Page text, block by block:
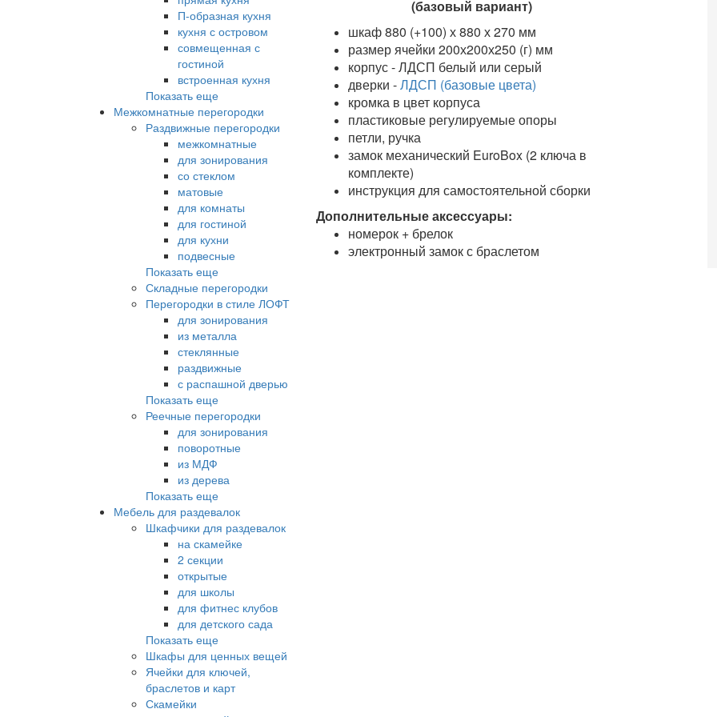
П-образная кухня
кухня с островом
совмещенная с
гостиной
встроенная кухня
Показать еще
Межкомнатные перегородки
Раздвижные перегородки
межкомнатные
для зонирования
со стеклом
матовые
для комнаты
для гостиной
для кухни
подвесные
Показать еще
Складные перегородки
Перегородки в стиле ЛОФТ
для зонирования
из металла
стеклянные
раздвижные
с распашной дверью
Показать еще
Реечные перегородки
для зонирования
поворотные
из МДФ
из дерева
Показать еще
Мебель для раздевалок
Шкафчики для раздевалок
на скамейке
2 секции
открытые
для школы
для фитнес клубов
для детского сада
Показать еще
Шкафы для ценных вещей
Ячейки для ключей,
браслетов и карт
Скамейки
(базовый вариант)
шкаф 880 (+100) х 880 х 270 мм
размер ячейки 200х200х250 (г) мм
корпус - ЛДСП белый или серый
дверки -ЛДСП (базовые цвета)
кромка в цвет корпуса
пластиковые регулируемые опоры
петли, ручка
замок механический EuroBox (2 ключа в
комплекте)
инструкция для самостоятельной сборки
Дополнительные аксессуары:
номерок + брелок
электронный замок с браслетом